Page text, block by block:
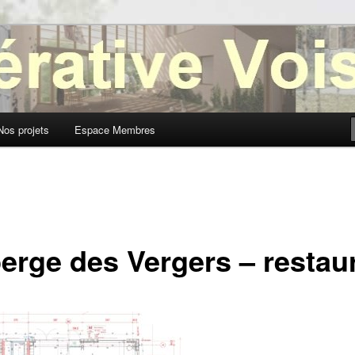
projets Espace Membres
des Vergers –